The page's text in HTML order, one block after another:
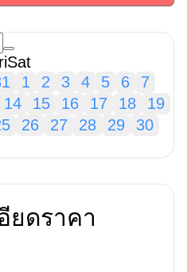
Sat
1 2 3 4 5 6
7
14 15 16 17 18
19
26 27 28 29
30
ยดราคา